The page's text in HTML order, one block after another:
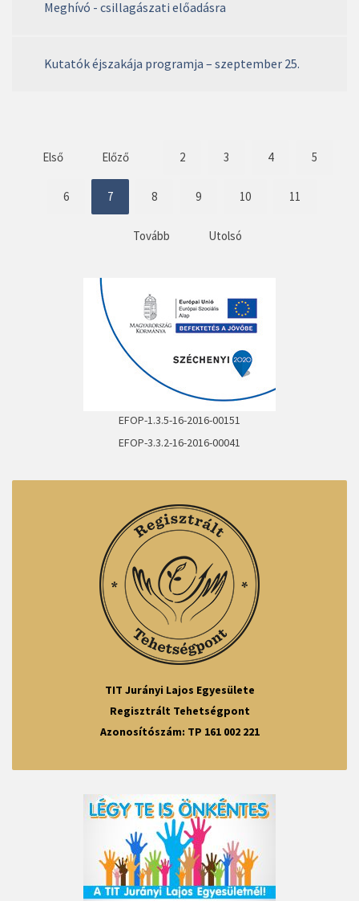
Meghívó - csillagászati előadásra
Kutatók éjszakája programja – szeptember 25.
Első Előző 2 3 4 5
6 7 8 9 10 11
Tovább Utolsó
EFOP-1.3.5-16-2016-00151
EFOP-3.3.2-16-2016-00041
TIT Jurányi Lajos Egyesülete
Regisztrált Tehetségpont
Azonosítószám: TP 161 002 221